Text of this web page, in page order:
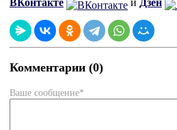
ВКонтакте
и Дзен
Комментарии (0)
Ваше сообщение*